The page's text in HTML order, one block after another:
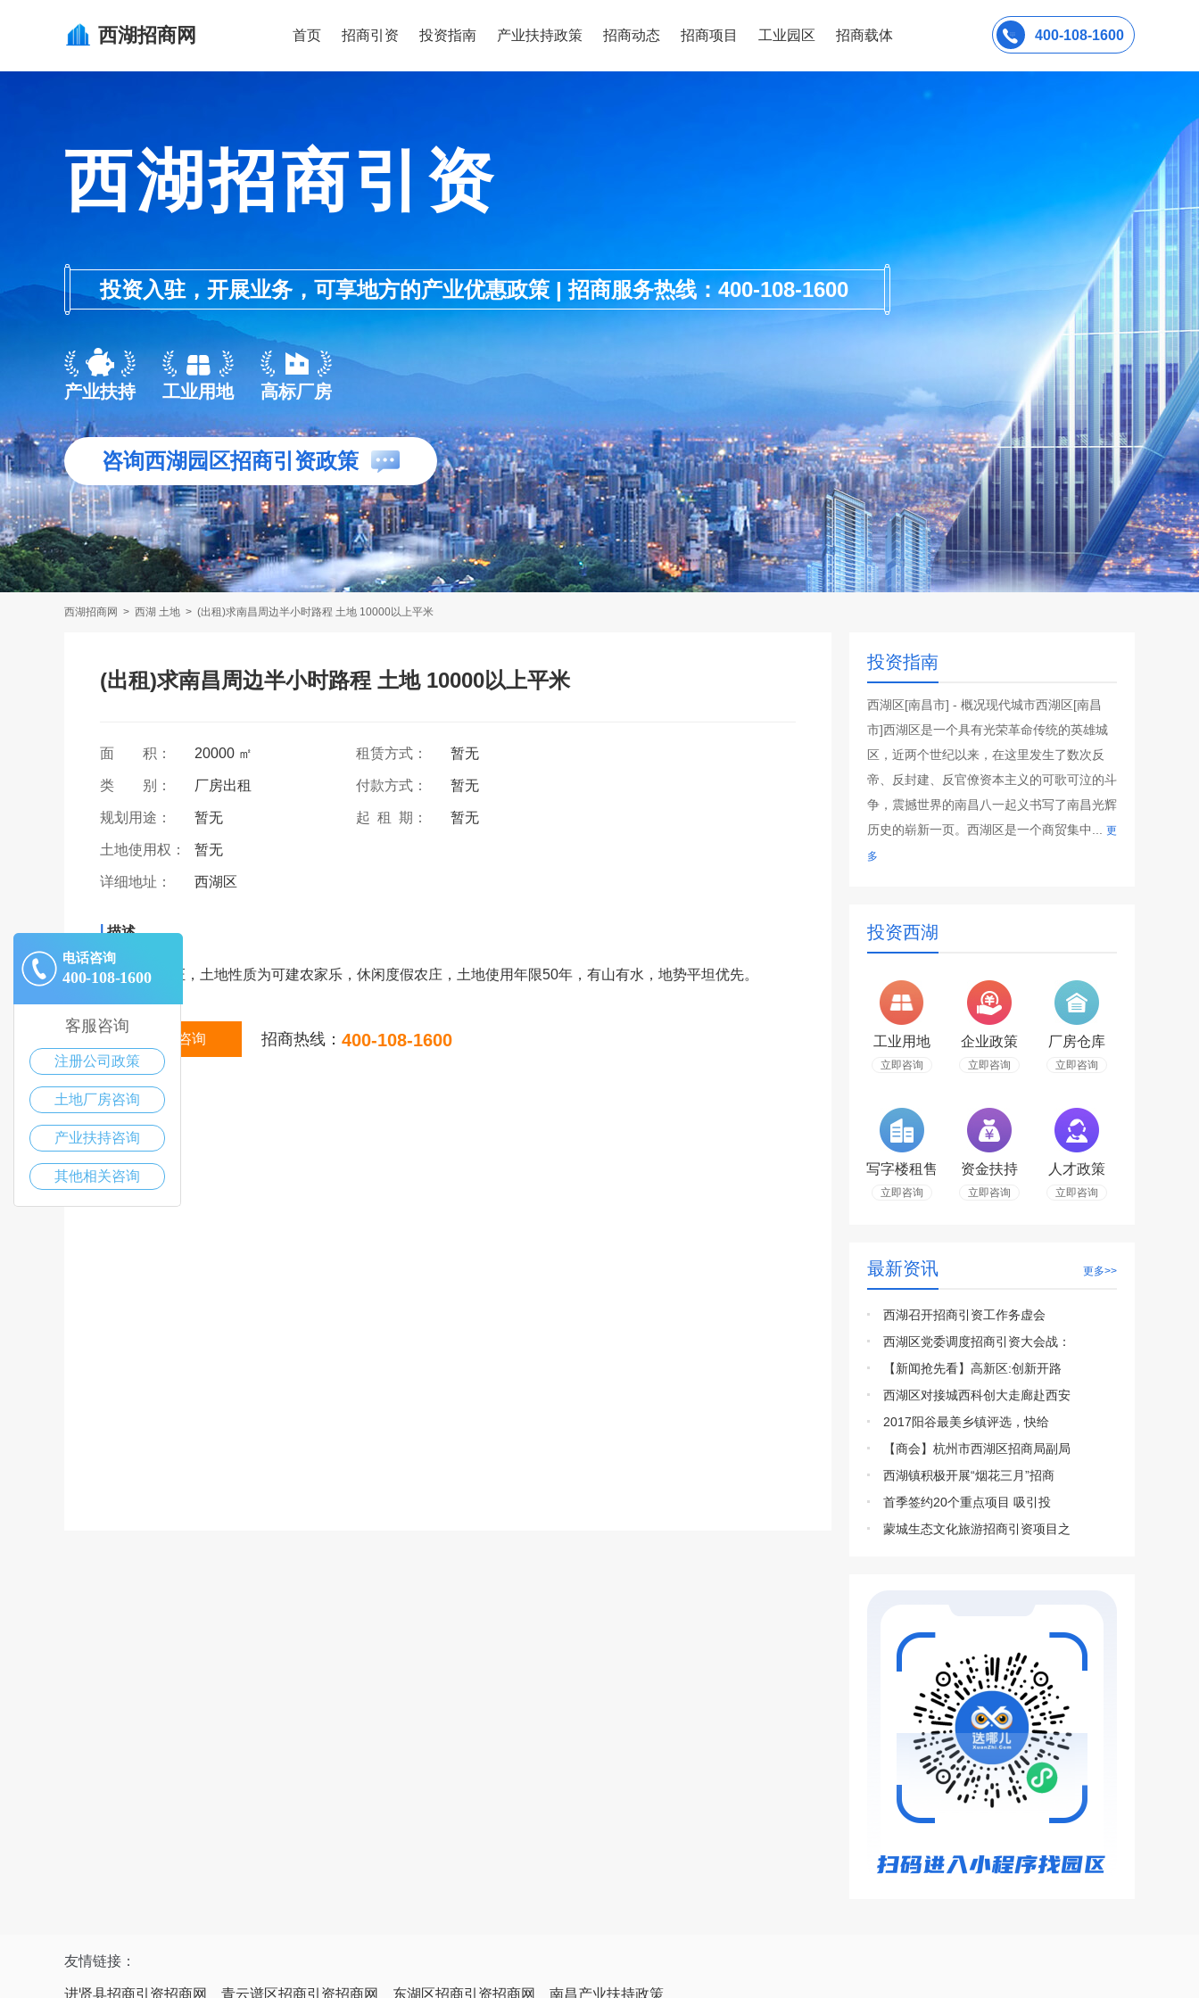
西湖招商网 首页 招商引资 投资指南 产业扶持政策 招商动态 招商项目 工业园区 招商载体 400-108-1600
西湖招商引资
投资入驻，开展业务，可享地方的产业优惠政策 | 招商服务热线：400-108-1600
产业扶持 工业用地 高标厂房
咨询西湖园区招商引资政策
西湖招商网 > 西湖 土地 > (出租)求南昌周边半小时路程 土地 10000以上平米
(出租)求南昌周边半小时路程 土地 10000以上平米
面 积： 20000 ㎡ 租赁方式： 暂无
类 别： 厂房出租 付款方式： 暂无
规划用途： 暂无 起 租 期： 暂无
土地使用权： 暂无
详细地址： 西湖区
| 描述
要求有土地证，土地性质为可建农家乐，休闲度假农庄，土地使用年限50年，有山有水，地势平坦优先。
在线咨询 招商热线： 400-108-1600
投资指南
西湖区[南昌市] - 概况现代城市西湖区[南昌
市]西湖区是一个具有光荣革命传统的英雄城
区，近两个世纪以来，在这里发生了数次反
帝、反封建、反官僚资本主义的可歌可泣的斗
争，震撼世界的南昌八一起义书写了南昌光辉
历史的崭新一页。西湖区是一个商贸集中... 更
多
投资西湖
工业用地
立即咨询
企业政策
立即咨询
厂房仓库
立即咨询
写字楼租售
立即咨询
资金扶持
立即咨询
人才政策
立即咨询
最新资讯 更多>>
西湖召开招商引资工作务虚会
西湖区党委调度招商引资大会战：
【新闻抢先看】高新区:创新开路
西湖区对接城西科创大走廊赴西安
2017阳谷最美乡镇评选，快给
【商会】杭州市西湖区招商局副局
西湖镇积极开展“烟花三月”招商
首季签约20个重点项目 吸引投
蒙城生态文化旅游招商引资项目之
友情链接：
进贤县招商引资招商网 青云谱区招商引资招商网 东湖区招商引资招商网 南昌产业扶持政策
电话咨询
400-108-1600
客服咨询
注册公司政策
土地厂房咨询
产业扶持咨询
其他相关咨询